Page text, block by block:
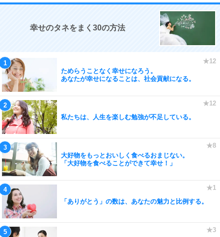
幸せのタネをまく30の方法
ためらうことなく幸せになろう。
あなたが幸せになることは、社会貢献になる。
私たちは、人生を楽しむ勉強が不足している。
大好物をもっとおいしく食べるおまじない。
「大好物を食べることができて幸せ！」
「ありがとう」の数は、あなたの魅力と比例する。